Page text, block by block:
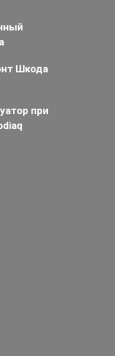
Шкода
при